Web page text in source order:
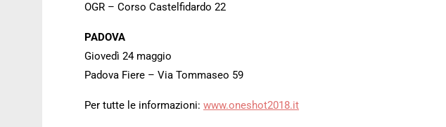
OGR – Corso Castelfidardo 22
PADOVA
Giovedì 24 maggio
Padova Fiere – Via Tommaseo 59
Per tutte le informazioni: www.oneshot2018.it